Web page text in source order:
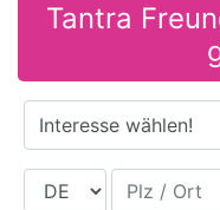
Tantra
Interesse wählen!
Land Plz / Ort